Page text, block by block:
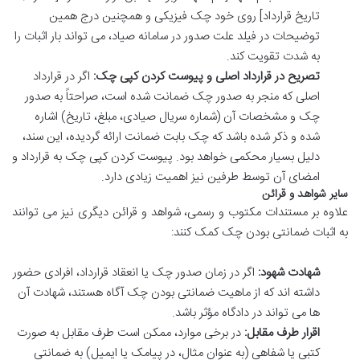
تاریخ قرارداد] روی خود چک فیزیکی و همچنین درج همین
توضیحات در فیلد علت صدور در سامانه صیاد، می تواند بار اثبات را
به شدت تقویت کند.
تصریح در قرارداد اصلی و پیوست کردن کپی چک: اگر در قرارداد
اصلی که منجر به صدور چک ضمانت شده است، صراحتاً به صدور
چک و مشخصات آن (شماره سریال صیادی، مبلغ، تاریخ) اشاره
شده و ذکر شده باشد که چک بابت ضمانت ارائه گردیده، این سند،
دلیل بسیار محکمی خواهد بود. پیوست کردن کپی چک به قرارداد و
امضای آن توسط طرفین نیز اهمیت زیادی دارد.
سایر شواهد و قرائن
علاوه بر مستندات مکتوب و رسمی، شواهد و قرائن دیگری نیز می توانند
به اثبات ضمانتی بودن چک کمک کنند:
شهادت شهود: اگر در زمان صدور چک یا انعقاد قرارداد، افرادی حضور
داشته اند که از ماهیت ضمانتی بودن چک آگاه هستند، شهادت آن
ها می تواند در دادگاه مؤثر باشد.
اقرار طرف مقابل: در برخی موارد، ممکن است طرف مقابل به صورت
کتبی یا شفاهی (به عنوان مثال، در پیامک یا ایمیل) به ضمانتی